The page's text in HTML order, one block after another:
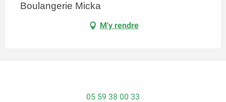
Boulangerie Micka
M'y rendre
05 59 38 00 33